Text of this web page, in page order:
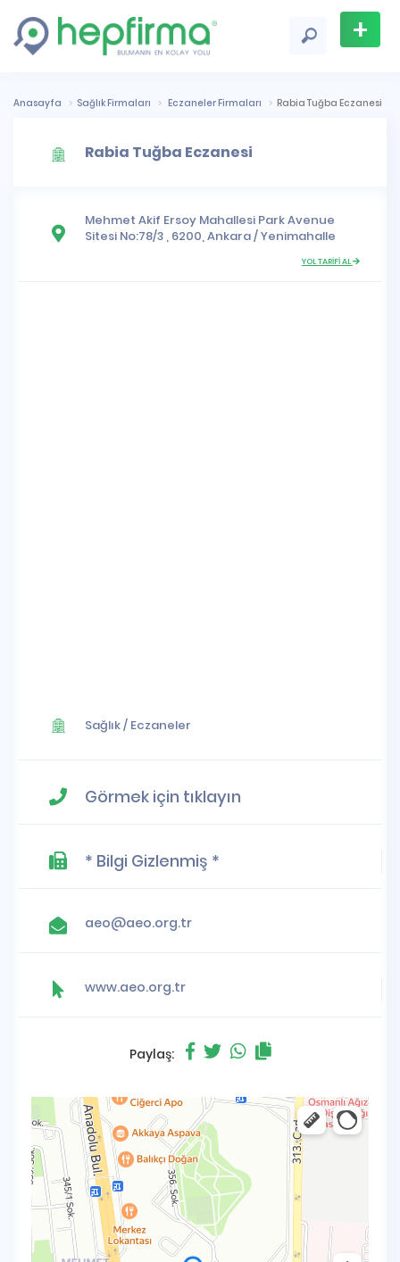
+
Ekle
Anasayfa Sağlık Firmaları Eczaneler Firmaları Rabia Tuğba Eczanesi
Rabia Tuğba Eczanesi
Mehmet Akif Ersoy Mahallesi Park Avenue
Sitesi No:78/3 , 6200,Ankara/Yenimahalle
YOL TARİFİ AL
Sağlık/ Eczaneler
Görmek için tıklayın
* Bilgi Gizlenmiş *
aeo@aeo.org.tr
www.aeo.org.tr
Paylaş: